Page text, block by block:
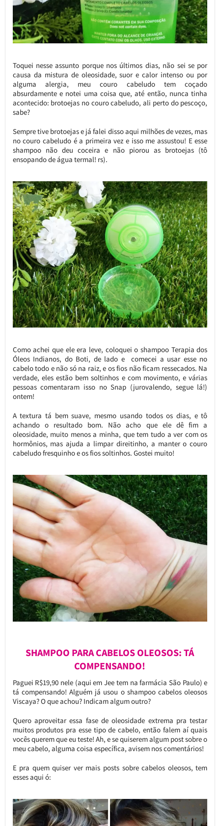
Toquei nesse assunto porque nos últimos dias, não sei se por
causa da mistura de oleosidade, suor e calor intenso ou por
alguma alergia, meu couro cabeludo tem coçado
absurdamente e notei uma coisa que, até então, nunca tinha
acontecido: brotoejas no couro cabeludo, ali perto do pescoço,
sabe?
Sempre tive brotoejas e já falei disso aqui milhões de vezes, mas
no couro cabeludo é a primeira vez e isso me assustou! E esse
shampoo não deu coceira e não piorou as brotoejas (tô
ensopando de água termal! rs).
Como achei que ele era leve, coloquei o shampoo Terapia dos
Óleos Indianos, do Boti, de lado e comecei a usar esse no
cabelo todo e não só na raiz, e os fios não ficam ressecados. Na
verdade, eles estão bem soltinhos e com movimento, e várias
pessoas comentaram isso no Snap (jurovalendo, segue lá!)
ontem!
A textura tá bem suave, mesmo usando todos os dias, e tô
achando o resultado bom. Não acho que ele dê fim a
oleosidade, muito menos a minha, que tem tudo a ver com os
hormônios, mas ajuda a limpar direitinho, a manter o couro
cabeludo fresquinho e os fios soltinhos. Gostei muito!
SHAMPOO PARA CABELOS OLEOSOS: TÁ
COMPENSANDO!
Paguei R$19,90 nele (aqui em Jee tem na farmácia São Paulo) e
tá compensando! Alguém já usou o shampoo cabelos oleosos
Viscaya? O que achou? Indicam algum outro?
Quero aproveitar essa fase de oleosidade extrema pra testar
muitos produtos pra esse tipo de cabelo, então falem aí quais
vocês querem que eu teste! Ah, e se quiserem algum post sobre o
meu cabelo, alguma coisa específica, avisem nos comentários!
E pra quem quiser ver mais posts sobre cabelos oleosos, tem
esses aqui ó: